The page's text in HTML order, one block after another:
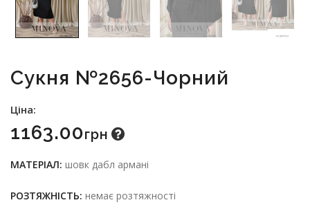
Сукня №2656-Чорний
Ціна:
1163.00Грн
МАТЕРІАЛ: шовк дабл армані
РОЗТЯЖНІСТЬ: немає розтяжності